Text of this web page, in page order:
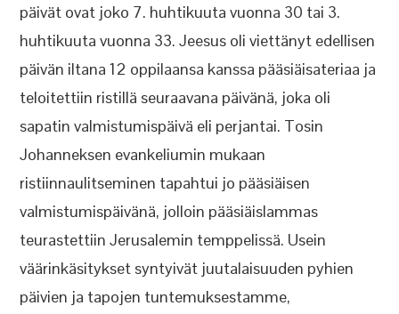
päivät ovat joko 7. huhtikuuta vuonna 30 tai 3.
huhtikuuta vuonna 33. Jeesus oli viettänyt edellisen
päivän iltana 12 oppilaansa kanssa pääsiäisateriaa ja
teloitettiin ristillä seuraavana päivänä, joka oli
sapatin valmistumispäivä eli perjantai. Tosin
Johanneksen evankeliumin mukaan
ristiinnaulitseminen tapahtui jo pääsiäisen
valmistumispäivänä, jolloin pääsiäislammas
teurastettiin Jerusalemin temppelissä. Usein
väärinkäsitykset syntyivät juutalaisuuden pyhien
päivien ja tapojen tuntemuksestamme,